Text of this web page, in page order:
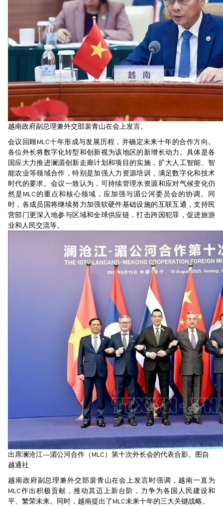
越南政府副总理兼外交部裴青山在会上发言。
会议回顾MLC十年形成与发展历程，并确定未来十年的合作方向。
各位外长将数字化转型和创新视为该地区的新增长动力。具体是各
国应大力推进澜湄创新走廊计划和项目的实施，扩大人工智能、智
能农业等领域合作，特别是加强人力资源培训，满足数字化和技术
时代的要求。会议一致认为，可持续管理水资源和应对气候变化仍
然是MLC的重点和核心领域，应加强与湄公河委员会的协调。同
时，各成员国将继续努力加强软硬件基础设施的互联互通，支持民
营部门更深入地参与区域和全球供应链，打击跨国犯罪，促进旅游
业和人民交流等。
出席澜沧江—湄公河合作（MLC）第十次外长会的代表合影。图自
越通社
越南政府副总理兼外交部裴青山在会上发言时强调，越南一直为
MLC作出积极贡献，推动其迈上新台阶，力争为各国人民建设和
平、繁荣未来。同时，越南提出了MLC未来十年的三大关键战略。